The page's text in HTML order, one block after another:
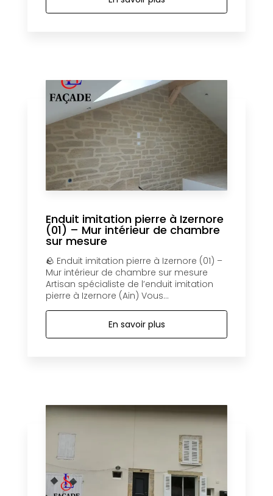
Enduit imitation pierre à Izernore
(01) – Mur intérieur de chambre
sur mesure
🪨 Enduit imitation pierre à Izernore (01) –
Mur intérieur de chambre sur mesure
Artisan spécialiste de l’enduit imitation
pierre à Izernore (Ain) Vous...
En savoir plus